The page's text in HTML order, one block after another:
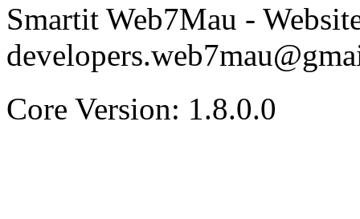
Smartit Web7Mau -
Core Version: 1.8.0.0